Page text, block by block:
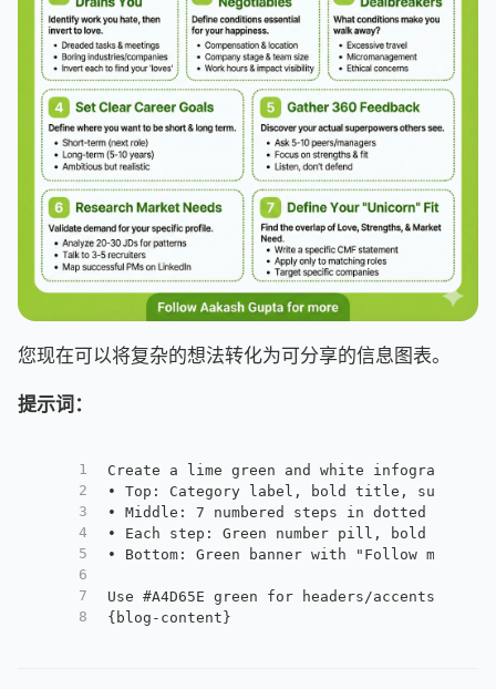
您现在可以将复杂的想法转化为可分享的信息图表。
提示词：
1
2
3
4
5
6
7
8
Create a lime green and white infographic
• Top: Category label, bold title, subtitle
• Middle: 7 numbered steps in dotted boxes
• Each step: Green number pill, bold
• Bottom: Green banner with "Follow me for
Use #A4D65E green for headers/accents,
{blog-content}